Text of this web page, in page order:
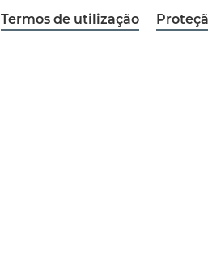
Termos de utilização